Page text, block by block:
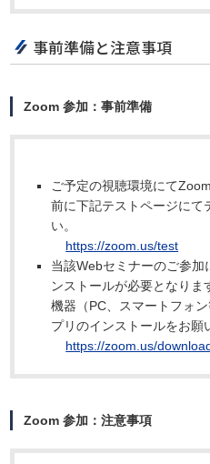
事前準備と注意事項
Zoom 参加：事前準備
ご予定の視聴環境にて
前に下記テストページにて
い。
https://zoom.us/test
当該Webセミナーのご参
ンストールが必要となり
機器（PC、スマートフォ
プリのインストールをお願
https://zoom.us/
Zoom 参加：注意事項